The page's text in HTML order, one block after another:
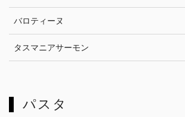
バロティーヌ
タスマニアサーモン
パスタ